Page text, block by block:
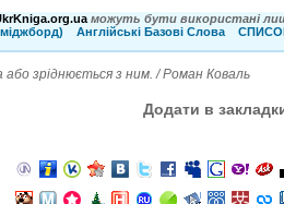
можуть бути використані
Англійські Базові Слова
зріднюється з ним. / Роман Коваль
Додати в